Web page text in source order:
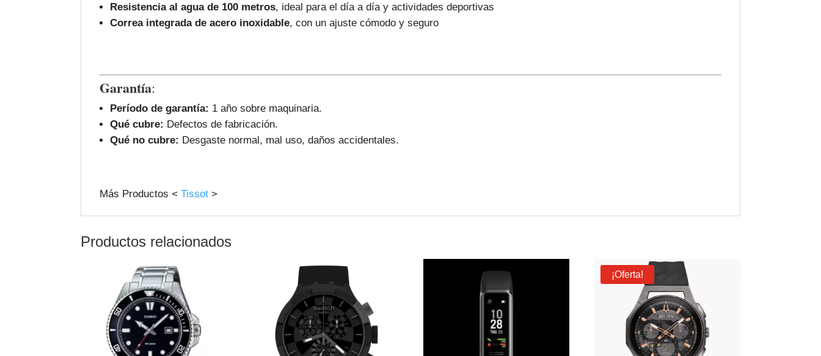
Resistencia al agua de 100 metros, ideal para el día a día y actividades deportivas
Correa integrada de acero inoxidable, con un ajuste cómodo y seguro
Garantía:
Período de garantía: 1 año sobre maquinaria.
Qué cubre: Defectos de fabricación.
Qué no cubre: Desgaste normal, mal uso, daños accidentales.
Más Productos < Tissot >
Productos relacionados
¡Oferta!